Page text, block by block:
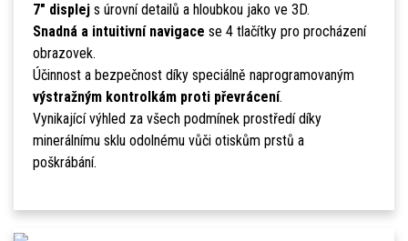
7" displejs úrovní detailů a hloubkou jako ve 3D.
Snadná a intuitivní navigace se 4 tlačítky pro procházení
obrazovek.
Účinnost a bezpečnost díky speciálně naprogramovaným
výstražným kontrolkám proti převrácení.
Vynikající výhled za všech podmínek prostředí díky
minerálnímu sklu odolnému vůči otiskům prstů a
poškrábání.